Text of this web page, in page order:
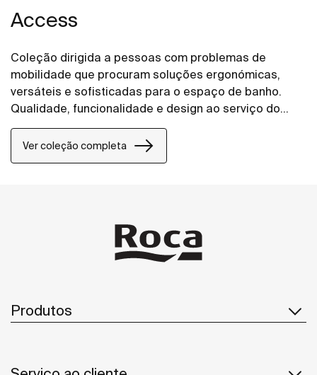
Access
Coleção dirigida a pessoas com problemas de
mobilidade que procuram soluções ergonómicas,
versáteis e sofisticadas para o espaço de banho.
Qualidade, funcionalidade e design ao serviço do
bem-estar e conforto para todas as necessidades.
Ver coleção completa
Produtos